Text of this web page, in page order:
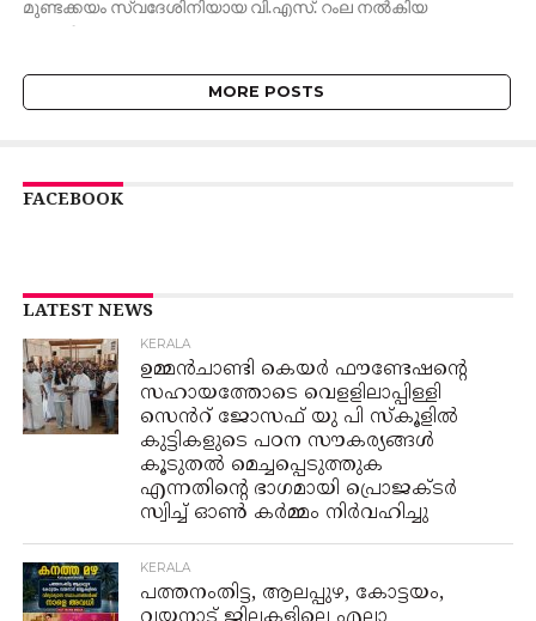
മുണ്ടക്കയം സ്വദേശിനിയായ വി.എസ്. റംല നൽകിയ
പരാതിയുടെ...
MORE POSTS
FACEBOOK
LATEST NEWS
KERALA
ഉമ്മൻ‌ചാണ്ടി കെയർ ഫൗണ്ടേഷൻ്റെ
സഹായത്തോടെ വെളളിലാപ്പിള്ളി
സെൻറ് ജോസഫ് യു പി സ്കൂളിൽ
കുട്ടികളുടെ പഠന സൗകര്യങ്ങൾ
കൂടുതൽ മെച്ചപ്പെടുത്തുക
എന്നതിന്റെ ഭാഗമായി പ്രൊജക്ടർ
സ്വിച്ച് ഓൺ കർമ്മം നിർവഹിച്ചു
KERALA
പത്തനംതിട്ട, ആലപ്പുഴ, കോട്ടയം,